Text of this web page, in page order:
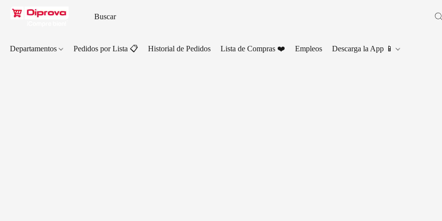
Departamentos Pedidos por Lista 📋 Historial de Pedidos Lista de Compras ❤️ Empleos Descarga la App 📱